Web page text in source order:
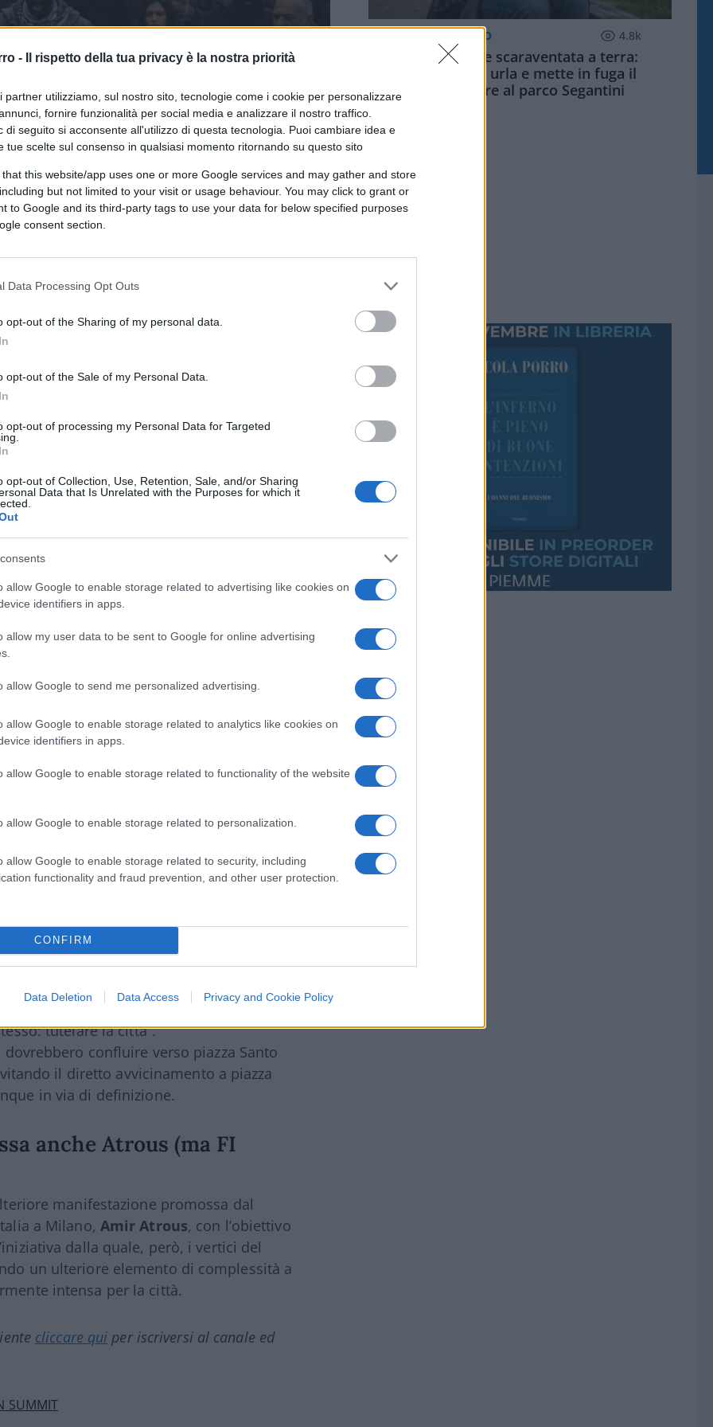
- Il rispetto della tua privacy è la nostra priorità
partner utilizziamo, sul nostro sito, tecnologie come i cookie per personalizzare
fornire funzionalità per social media e analizzare il nostro traffico.
di seguito si acconsente all'utilizzo di questa tecnologia. Puoi cambiare idea e
tue scelte sul consenso in qualsiasi momento ritornando su questo sito
that this website/app uses one or more Google services and may gather and store
but not limited to your visit or usage behaviour. You may click to grant or
to Google and its third-party tags to use your data for below specified purposes
consent section.
Data Processing Opt Outs
opt-out of the Sharing of my personal data.
opt-out of the Sale of my Personal Data.
opt-out of processing my Personal Data for Targeted
opt-out of Collection, Use, Retention, Sale, and/or Sharing
Data that Is Unrelated with the Purposes for which it
allow Google to enable storage related to advertising like cookies on
identifiers in apps.
allow my user data to be sent to Google for online advertising
allow Google to send me personalized advertising.
allow Google to enable storage related to analytics like cookies on
identifiers in apps.
allow Google to enable storage related to functionality of the website
allow Google to enable storage related to personalization.
allow Google to enable storage related to security, including
functionality and fraud prevention, and other user protection.
CONFIRM
Data Deletion Data Access Privacy and Cookie Policy
l'intelligenza artificiale)
CLICCA QUI
sul fronte politico e sociale. In
promosso dalla Lega, sono stati
la città con punti di partenza e
di opposizione all’iniziativa. Le
mattina in piazza Duomo dai promotori,
a una mobilitazione ampia e
per il corteo leghista, che partirà
Duomo, seguendo lo stesso
il corteo della Liberazione da Porta
dagli organizzatori delle proteste:
ideologicamente fascista come la Lega
del 25 aprile è
e punti di partenza
Lima, inizialmente previsto in largo
Fuori i razzisti e i fascisti da Milano
Sempre alle 14 partirà da
spazi sociali milanesi, tra cui il
Milano. Senza paura, contro
manifestazione è stata convocata alle
il tradizionale corteo delle realtà
migrante e partigiana”, ha spiegato
diverse perché siamo
tutelare la città”.
confluire verso piazza Santo
il diretto avvicinamento a piazza
in via di definizione.
anche Atrous (ma FI
manifestazione promossa dal
a Milano, Amir Atrous, con l’obiettivo
dalla quale, però, i vertici del
un ulteriore elemento di complessità a
intensa per la città.
cliccare qui per iscriversi al canale ed
SUMMIT
MILANO QUOTIDIANO 4.8k
Palpeggiata e scaraventata a terra:
studentessa urla e mette in fuga il
violentatore al parco Segantini